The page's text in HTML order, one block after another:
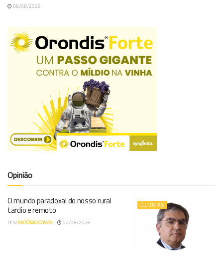
08/08/2026
Opinião
ÚLTIMAS
O mundo paradoxal do nosso rural
tardio e remoto
PORANTÓNIO COVAS 02/08/2026